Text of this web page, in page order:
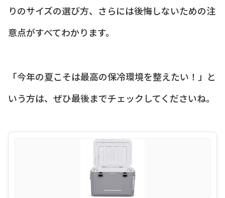
りのサイズの選び方、さらには後悔しないための注
意点がすべてわかります。
「今年の夏こそは最高の保冷環境を整えたい！」と
いう方は、ぜひ最後までチェックしてくださいね。